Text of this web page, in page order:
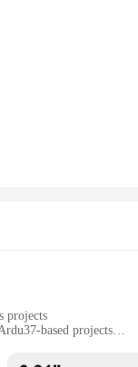
projects
based projects
for easy installation